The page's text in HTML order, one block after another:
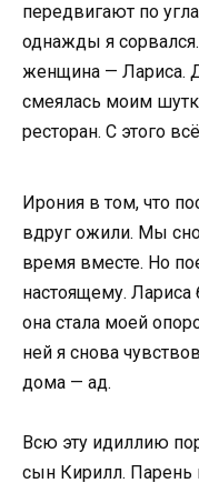
передвигают по
однажды я
женщина — Лариса.
смеялась моим
ресторан. С этого
Ирония в том, что
вдруг ожили. Мы
время вместе. Но
настоящему.
она стала моей
ней я снова
дома — ад.
Всю эту идиллию
сын Кирилл. Парень